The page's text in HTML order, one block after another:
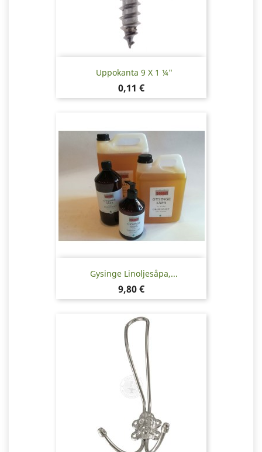
Uppokanta 9 X 1 ¼"
Pris
0,11 €
Gysinge Linoljesåpa,...
Pris
9,80 €